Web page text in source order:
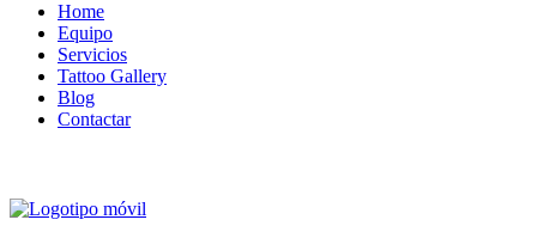
Home
Equipo
Servicios
Tattoo Gallery
Blog
Contactar